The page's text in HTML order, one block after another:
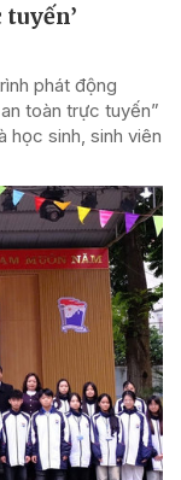
phát động
toàn trực tuyến”
học sinh, sinh viên